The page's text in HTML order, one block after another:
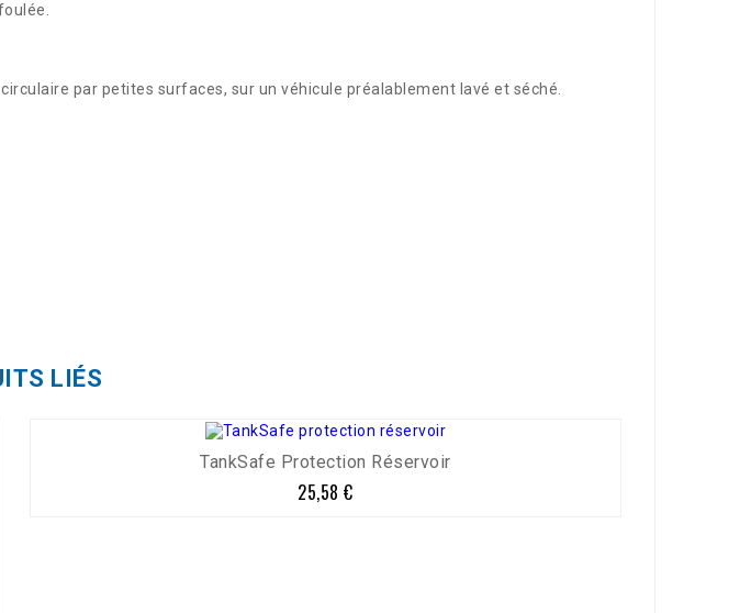
par petites surfaces, sur un véhicule préalablement lavé et séché.
LIÉS
TankSafe Protection Réservoir
Prix
25,58 €